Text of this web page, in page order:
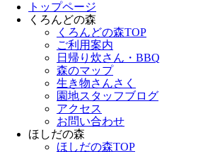
トップページ
くろんどの森
くろんどの森TOP
ご利用案内
日帰り炊さん・BBQ
森のマップ
生き物さんさく
園地スタッフブログ
アクセス
お問い合わせ
ほしだの森
ほしだの森TOP